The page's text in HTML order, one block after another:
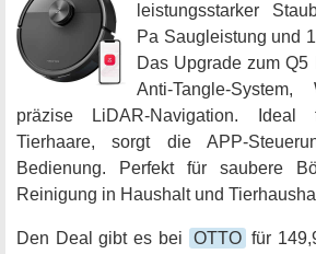
leistungsstarker
Pa Saugleistung und
Das Upgrade zum Q5
Anti-Tangle-
präzise LiDAR-Navigation.
Tierhaare, sorgt die APP-
Bedienung. Perfekt für saubere
Reinigung in Haushalt und
Den Deal gibt es bei OTTO für